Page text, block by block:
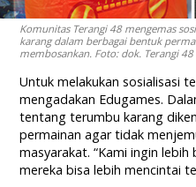
Komunitas Terangi 48 mengemas
karang dalam berbagai bentuk
membosankan. Foto: dok. Terangi 48
Untuk melakukan sosialisasi
mengadakan Edugames.
tentang terumbu karang
permainan agar tidak
masyarakat. “Kami ingin
mereka bisa lebih mencintai